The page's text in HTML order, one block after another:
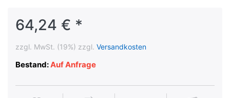
64,24 € *
zzgl. MwSt. (19%) zzgl. Versandkosten
Bestand:Auf Anfrage